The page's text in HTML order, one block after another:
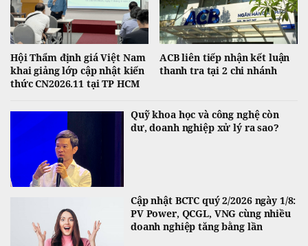
Hội Thẩm định giá Việt Nam
khai giảng lớp cập nhật kiến
thức CN2026.11 tại TP HCM
ACB liên tiếp nhận kết luận
thanh tra tại 2 chi nhánh
Quỹ khoa học và công nghệ còn
dư, doanh nghiệp xử lý ra sao?
Cập nhật BCTC quý 2/2026 ngày 1/8:
PV Power, QCGL, VNG cùng nhiều
doanh nghiệp tăng bằng lần